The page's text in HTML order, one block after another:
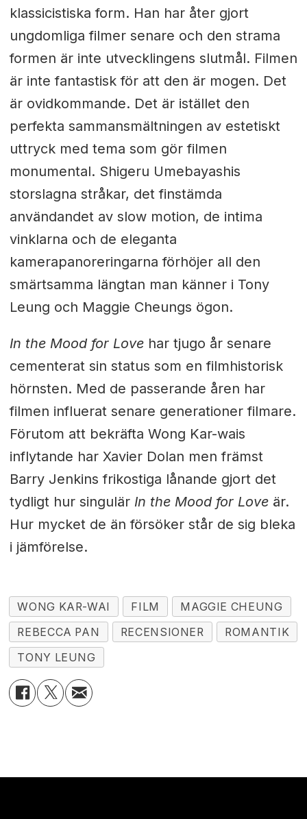
klassicistiska form. Han har åter gjort
ungdomliga filmer senare och den strama
formen är inte utvecklingens slutmål. Filmen
är inte fantastisk för att den är mogen. Det
är ovidkommande. Det är istället den
perfekta sammansmältningen av estetiskt
uttryck med tema som gör filmen
monumental. Shigeru Umebayashis
storslagna stråkar, det finstämda
användandet av slow motion, de intima
vinklarna och de eleganta
kamerapanoreringarna förhöjer all den
smärtsamma längtan man känner i Tony
Leung och Maggie Cheungs ögon.
In the Mood for Lovehar tjugo år senare
cementerat sin status som en filmhistorisk
hörnsten. Med de passerande åren har
filmen influerat senare generationer filmare.
Förutom att bekräfta Wong Kar-wais
inflytande har Xavier Dolan men främst
Barry Jenkins frikostiga lånande gjort det
tydligt hur singulär In the Mood for Loveär.
Hur mycket de än försöker står de sig bleka
i jämförelse.
WONG KAR-WAI FILM
MAGGIE CHEUNG
REBECCA PAN
RECENSIONER
ROMANTIK
TONY LEUNG